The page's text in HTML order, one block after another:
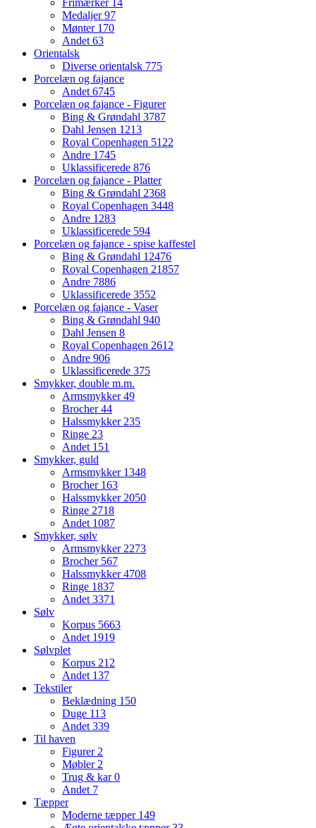
Frimærker 14
Medaljer97
Mønter 170
Andet 63
Orientalsk
Diverse orientalsk 775
Porcelæn og fajance
Andet 6745
Porcelæn og fajance - Figurer
Bing & Grøndahl 3787
Dahl Jensen 1213
Royal Copenhagen 5122
Andre 1745
Uklassificerede 876
Porcelæn og fajance - Platter
Bing & Grøndahl 2368
Royal Copenhagen 3448
Andre 1283
Uklassificerede 594
Porcelæn og fajance - spise kaffestel
Bing & Grøndahl 12476
Royal Copenhagen 21857
Andre 7886
Uklassificerede 3552
Porcelæn og fajance - Vaser
Bing & Grøndahl 940
Dahl Jensen 8
Royal Copenhagen 2612
Andre 906
Uklassificerede 375
Smykker, double m.m.
Armsmykker49
Brocher44
Halssmykker 235
Ringe 23
Andet 151
Smykker, guld
Armsmykker 1348
Brocher 163
Halssmykker 2050
Ringe 2718
Andet 1087
Smykker, sølv
Armsmykker 2273
Brocher 567
Halssmykker4708
Ringe 1837
Andet 3371
Sølv
Korpus 5663
Andet 1919
Sølvplet
Korpus 212
Andet 137
Tekstiler
Beklædning 150
Duge 113
Andet 339
Til haven
Figurer 2
Møbler 2
Trug & kar0
Andet 7
Tæpper
Moderne tæpper 149